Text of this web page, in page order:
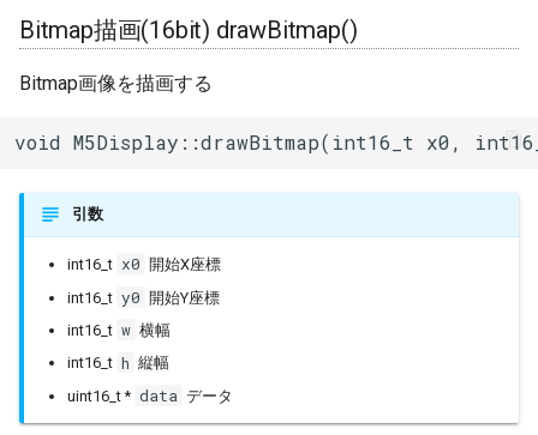
UTF8デコーダーバッファ
decoderBuffer
コンストラクタ TFT_eSPI()
初期化 init()
開始 begin()
点描画 drawPixel()
文字描画 drawChar()
線描画 drawLine()
EEPROMClass
EspClass
FreeRTOS
FreeRTOS::Semaphore
FunctionRequestHandler
Bitmap描画(16bit) drawBitmap()
Bitmap画像を描画する
void M5Display::drawBitmap(int16_t x0,
引数
int16_t x0 開始X座標
int16_t y0 開始Y座標
int16_t w 横幅
int16_t h 縦幅
uint16_t * data データ